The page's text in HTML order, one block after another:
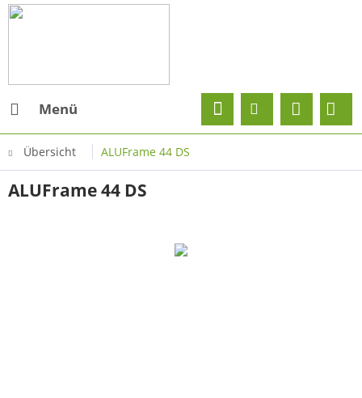
Menü
Übersicht ALUFrame 44 DS
ALUFrame 44 DS